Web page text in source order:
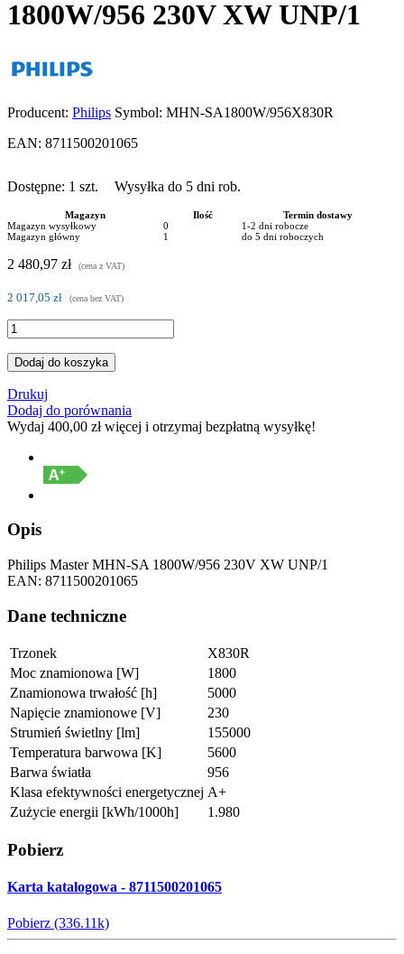
1800W/956 230V XW UNP/1
Producent: Philips Symbol: MHN-SA1800W/956X830R
EAN: 8711500201065
Dostępne: 1 szt. Wysyłka do 5 dni rob.
Magazyn Ilość
Termin dostawy
Magazyn wysyłkowy
0
1-2 dni robocze
Magazyn główny
1 do 5 dni roboczych
2 480,97 zł (cena z VAT)
2 017,05 zł (cena bez VAT)
Dodaj do koszyka
Drukuj
Dodaj do porównania
Wydaj 400,00 złwięcej i otrzymaj bezpłatną wysyłkę!
Opis
Philips Master MHN-SA 1800W/956 230V XW UNP/1
EAN: 8711500201065
Dane techniczne
Trzonek
X830R
Moc znamionowa [W]
1800
Znamionowa trwałość [h]
5000
Napięcie znamionowe [V]
230
Strumień świetlny [lm]
155000
Temperatura barwowa [K]
5600
Barwa światła
956
Klasa efektywności energetycznej A+
Zużycie energii [kWh/1000h]
1.980
Pobierz
Karta katalogowa - 8711500201065
Pobierz (336.11k)